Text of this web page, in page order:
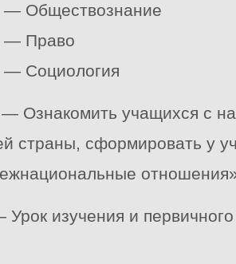
— Обществознание
— Право
Социология
Ознакомить учащихся с
страны, сформировать у
изучения и